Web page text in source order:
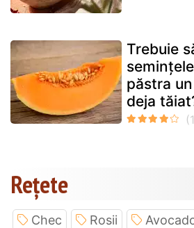
Trebuie
păstra
deja
Rețete
Chec Rosii